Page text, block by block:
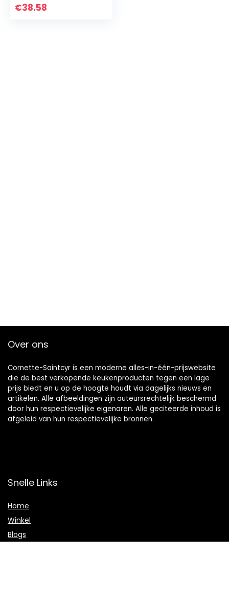
Erlenmeyer Air
€38.58
Over ons
Cornette-Saintcyr is een moderne alles-in-één-prijswebsite
die de best verkopende keukenproducten tegen een lage
prijs biedt en u op de hoogte houdt via dagelijks nieuws en
artikelen. Alle afbeeldingen zijn auteursrechtelijk beschermd
door hun respectievelijke eigenaren. Alle geciteerde inhoud is
afgeleid van hun respectievelijke bronnen.
Snelle Links
Home
Winkel
Blogs